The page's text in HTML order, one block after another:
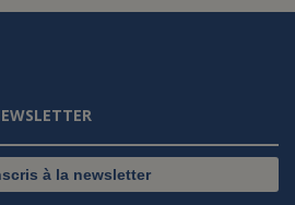
à la newsletter